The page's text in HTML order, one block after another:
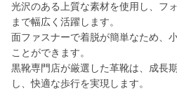
光沢のある上質な素材を使用し、フ
まで幅広く活躍します。
面ファスナーで着脱が簡単なため、
ことができます。
黒靴専門店が厳選した革靴は、成長
し、快適な歩行を実現します。